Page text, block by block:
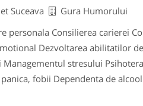
Suceava
Gura Humorului
personala Consilierea carierei
Dezvoltarea abilitatilor
stresului
fobii Dependenta de